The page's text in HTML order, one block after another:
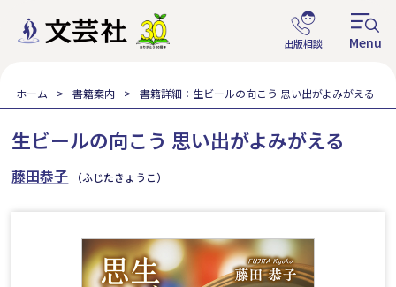
ホーム 書籍案内 書籍詳細：生ビールの向こう 思い出がよみがえる
生ビールの向こう 思い出がよみがえる
藤田恭子 （ふじたきょうこ）